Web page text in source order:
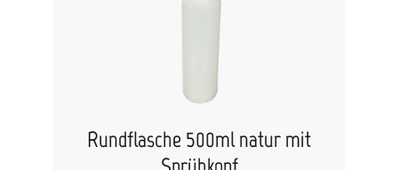
Rundflasche 500ml natur mit